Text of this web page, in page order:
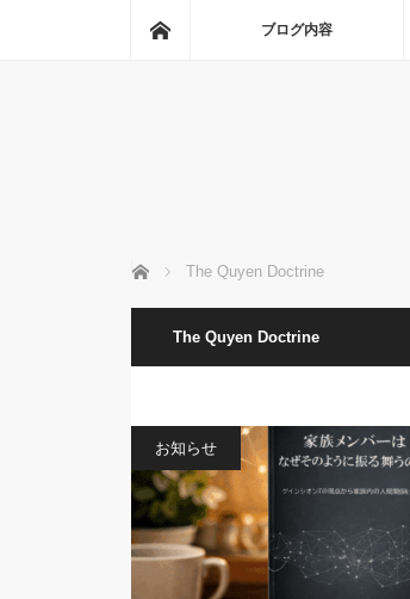
ブログ内容
ホーム The Quyen Doctrine
The Quyen Doctrine
お知らせ